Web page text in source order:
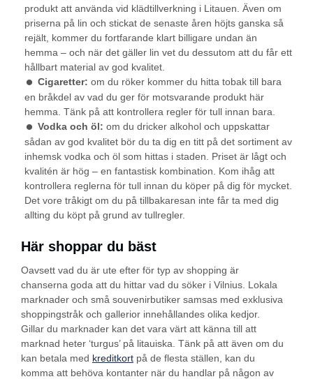
produkt att använda vid klädtillverkning i Litauen. Även om
priserna på lin och stickat de senaste åren höjts ganska så
rejält, kommer du fortfarande klart billigare undan än
hemma – och när det gäller lin vet du dessutom att du får ett
hållbart material av god kvalitet.
Cigaretter: om du röker kommer du hitta tobak till bara
en bråkdel av vad du ger för motsvarande produkt här
hemma. Tänk på att kontrollera regler för tull innan bara.
Vodka och öl: om du dricker alkohol och uppskattar
sådan av god kvalitet bör du ta dig en titt på det sortiment av
inhemsk vodka och öl som hittas i staden. Priset är lågt och
kvalitén är hög – en fantastisk kombination. Kom ihåg att
kontrollera reglerna för tull innan du köper på dig för mycket.
Det vore tråkigt om du på tillbakaresan inte får ta med dig
allting du köpt på grund av tullregler.
Här shoppar du bäst
Oavsett vad du är ute efter för typ av shopping är
chanserna goda att du hittar vad du söker i Vilnius. Lokala
marknader och små souvenirbutiker samsas med exklusiva
shoppingstråk och gallerior innehållandes olika kedjor.
Gillar du marknader kan det vara värt att känna till att
marknad heter ‘turgus’ på litauiska. Tänk på att även om du
kan betala med kreditkort på de flesta ställen, kan du
komma att behöva kontanter när du handlar på någon av